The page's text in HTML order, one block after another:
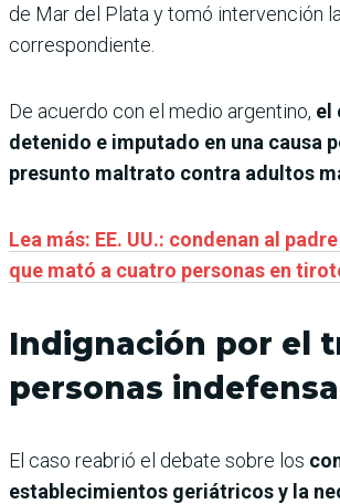
de Mar del Plata y tomó intervención
correspondiente.
De acuerdo con el medio argentino, el
detenido e imputado en una causa
presunto maltrato contra adultos
Lea más: EE. UU.: condenan al
que mató a cuatro personas en
Indignación por el
personas
El caso reabrió el debate sobre los
establecimientos geriátricos y la